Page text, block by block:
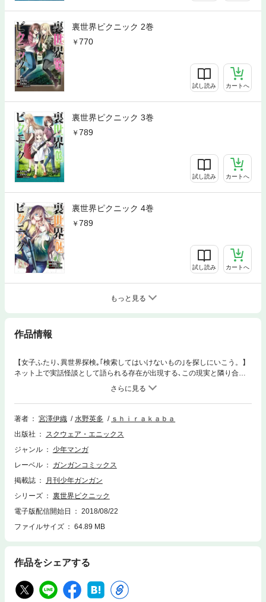
裏世界ピクニック 2巻
770
試し読み カートへ
裏世界ピクニック 3巻
789
試し読み カートへ
裏世界ピクニック 4巻
789
試し読み カートへ
もっと見る
作品情報
【女子ふたり､異世界探検｡｢検索してはいけないもの｣を探しにいこう。】
ネット上で実話怪談として語られる存在が出現する､この現実と隣り合わ
せで謎だらけの<裏世界>｡研究とお金稼ぎ､そして大切な人を捜すため､鳥
子と空魚は非日常へと足を踏み入れる｡女子ふたり怪異探検サバイバル!!原
作者・宮澤伊織氏による書き下ろしＳＳも収録!!コミックス１巻は第１～
５話を収録した合計284ページの大ボリューム！(C)Iori Miyazawa / Hayak
著者 宮澤伊織 水野英多
ｓｈｉｒａｋａｂａ
出版社
スクウェア・エニックス
ジャンル
少年マンガ
レーベル
ガンガンコミックス
掲載誌
月刊少年ガンガン
シリーズ
裏世界ピクニック
電子版配信開始日
2018/08/22
ファイルサイズ
64.89 MB
作品をシェアする